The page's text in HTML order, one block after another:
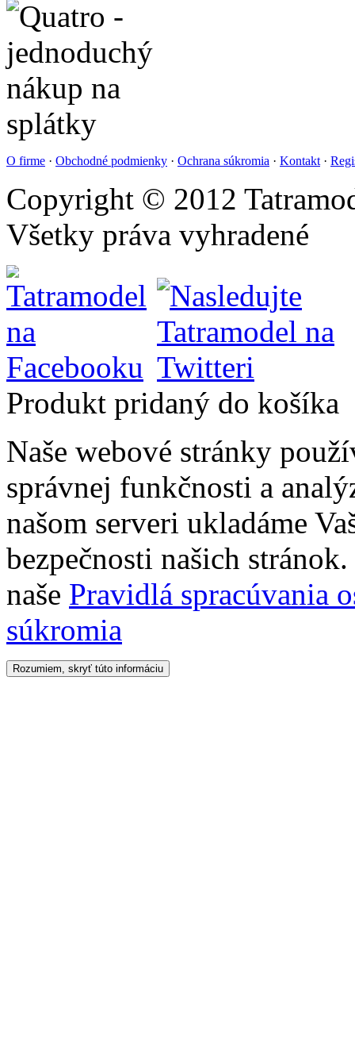
O firme · Obchodné podmienky · Ochrana súkromia · Kontakt ·
Copyright © 2012
Všetky práva vyhradené
Produkt pridaný do košíka
Naše webové stránky
správnej funkčnosti a
našom serveri ukladáme
bezpečnosti našich
naše Pravidlá spracúvania
súkromia
Rozumiem, skryť túto informáciu